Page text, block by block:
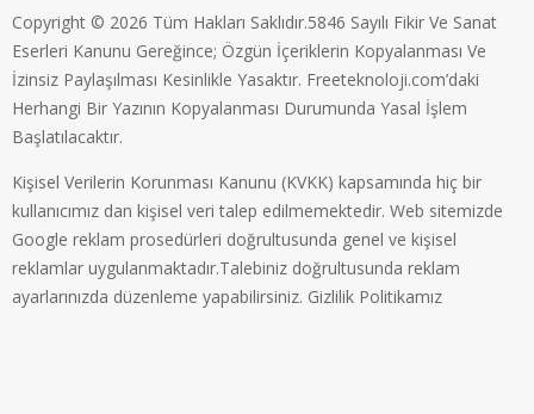
Copyright © 2026 Tüm Hakları Saklıdır.5846 Sayılı Fikir Ve Sanat
Eserleri Kanunu Gereğince; Özgün İçeriklerin Kopyalanması Ve
İzinsiz Paylaşılması Kesinlikle Yasaktır. Freeteknoloji.com’daki
Herhangi Bir Yazının Kopyalanması Durumunda Yasal İşlem
Başlatılacaktır.
Kişisel Verilerin Korunması Kanunu (KVKK) kapsamında hiç bir
kullanıcımız dan kişisel veri talep edilmemektedir. Web sitemizde
Google reklam prosedürleri doğrultusunda genel ve kişisel
reklamlar uygulanmaktadır.Talebiniz doğrultusunda reklam
ayarlarınızda düzenleme yapabilirsiniz. Gizlilik Politikamız